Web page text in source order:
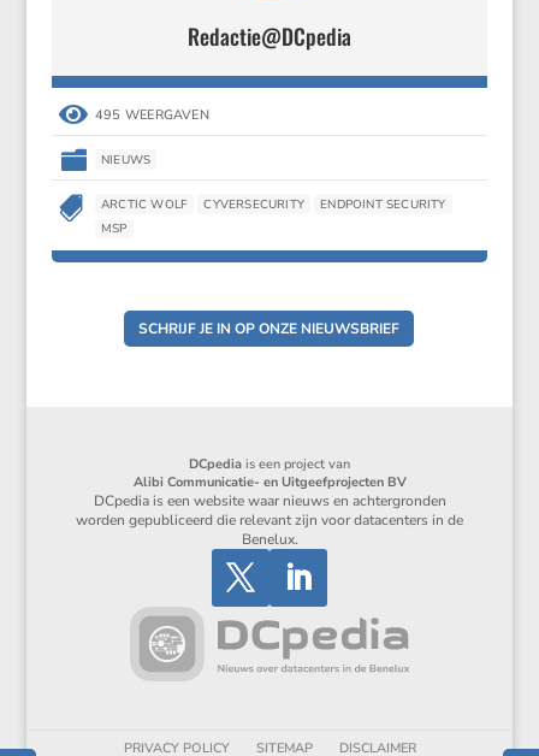
Redactie@DCpedia
 495 WEERGAVEN
 NIEUWS
 ARCTIC WOLF CYVERSECURITY
ENDPOINT SECURITY
MSP
SCHRIJF JE IN OP ONZE NIEUWSBRIEF
DCpedia is een project van
Alibi Communicatie- en Uitgeefprojecten BV
DCpedia is een website waar nieuws en achtergronden
worden gepubliceerd die relevant zijn voor datacenters in de
Benelux.
PRIVACY POLICY SITEMAP DISCLAIMER